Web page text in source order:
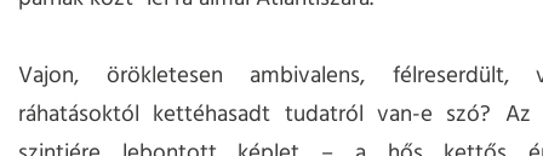
Vajon, örökletesen ambivalens, félreserdült,
ráhatásoktól kettéhasadt tudatról van-e szó? Az